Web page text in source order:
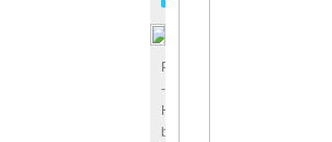
Paylaşın
-
Hamı
bilsin